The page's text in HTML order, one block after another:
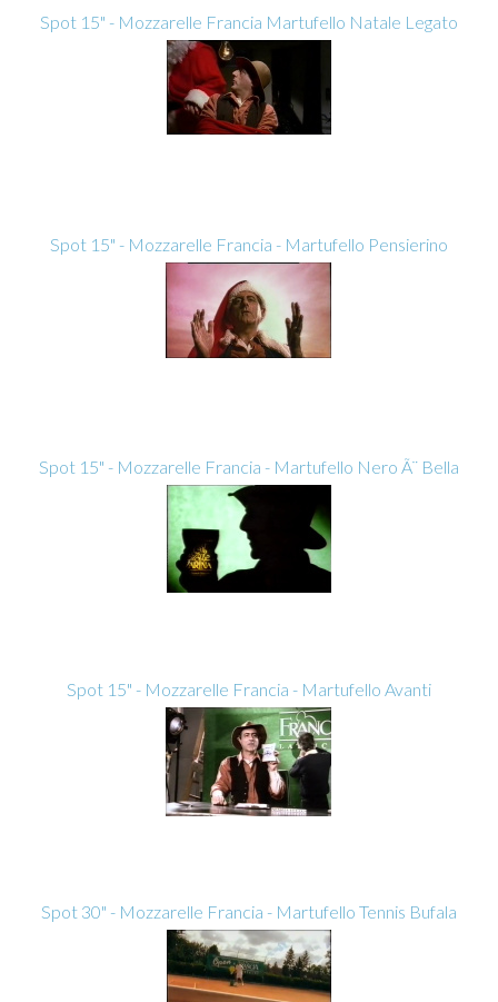
Spot 15" - Mozzarelle Francia Martufello Natale Legato
Spot 15" - Mozzarelle Francia - Martufello Pensierino
Spot 15" - Mozzarelle Francia - Martufello Nero Ã¨ Bella
Spot 15" - Mozzarelle Francia - Martufello Avanti
Spot 30" - Mozzarelle Francia - Martufello Tennis Bufala